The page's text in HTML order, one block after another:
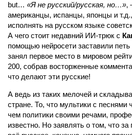
but… «Я не русский/русская, но…»,
американцы, испанцы, японцы и
исполнять на русском языке
А чего стоит недавний ИИ-трюк с
помощью нейросети заставили
занял первое место в мировом
200, собрав восторженные
что делают эти русские!
А ведь из таких мелочей и
стране. То, что мультики с
чем политики своими речами,
известно. Но заявлять о том, что за